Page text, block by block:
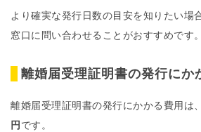
より確実な発行日数の目安を知りたい場
窓口に問い合わせることがおすすめです。
離婚届受理証明書の発行にか
離婚届受理証明書の発行にかかる費用は
円です。